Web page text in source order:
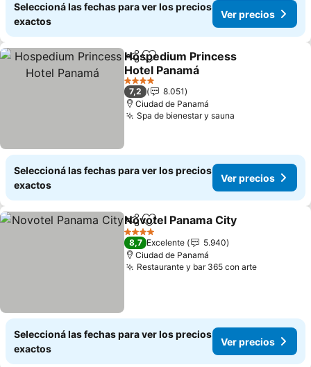
Seleccioná las fechas para ver los precios
exactos
Ver precios
CompartirAñadir a favoritos
Hospedium Princess
Hotel Panamá
4 Estrellas
7,2
8.051
Ciudad de Panamá
Spa de bienestar y sauna
Seleccioná las fechas para ver los precios
exactos
Ver precios
CompartirAñadir a favoritos
Novotel Panama City
4 Estrellas
8,7 Excelente
5.940
Ciudad de Panamá
Restaurante y bar 365 con arte
Seleccioná las fechas para ver los precios
exactos
Ver precios